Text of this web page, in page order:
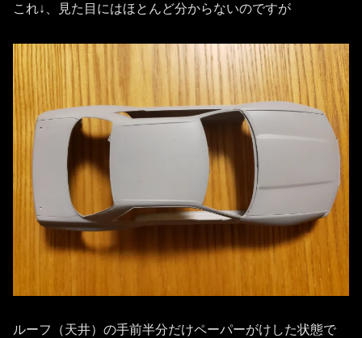
これ↓、見た目にはほとんど分からないのですが
ルーフ（天井）の手前半分だけペーパーがけした状態で